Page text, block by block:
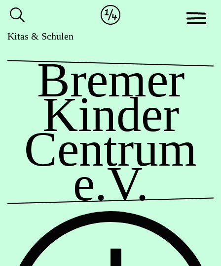
Cookie-
Einstellungen
anpassen
Zum
Inhalt
der
springen
Kitas & Schulen
Bremer
Kinder
Centrum
e.V.
Öffnungszeiten